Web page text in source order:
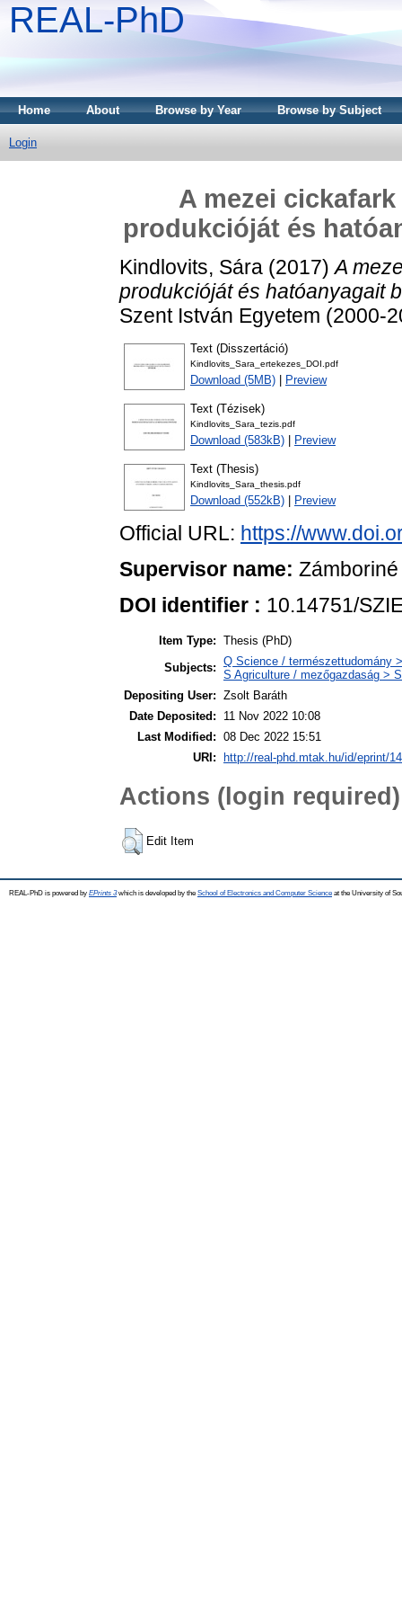
REAL-PhD
Home About Browse by Year Browse by Subject
Login
A mezei
produkcióját és
Kindlovits, Sára (2017)A
produkcióját és hatóanyagait
Szent István Egyetem (2000-
Text (Disszertáció)
Kindlovits_Sara_ertekezes_DOI.pdf
Download (5MB) Preview
Text (Tézisek)
Kindlovits_Sara_tezis.pdf
Download (583kB) Preview
Text (Thesis)
Kindlovits_Sara_thesis.pdf
Download (552kB) Preview
Official URL: https://
Supervisor name:
DOI identifier : 10.14751/
Item Type: Thesis (PhD)
Subjects: Q Science / természettudomány
S Agriculture / mezőgazdaság >
Depositing User: Zsolt Baráth
Date Deposited:
11 Nov 2022 10:08
Last Modified: 08 Dec 2022 15:51
URI:
http://real-phd.mtak.hu/id/eprint/
Actions (login required)
Edit Item
REAL-PhD is powered by EPrints 3which is developed by the School of Electronics and Computer Science at the University of